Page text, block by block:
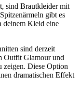
sind Brautkleider mit
gibt es
deinem Kleid eine
sind derzeit
Outfit Glamour und
zeigen. Diese Option
dramatischen Effekt